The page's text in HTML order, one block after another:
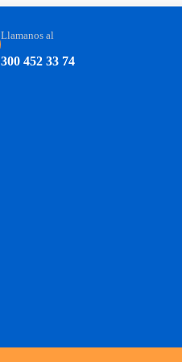
Llamanos al
300 452 33 74